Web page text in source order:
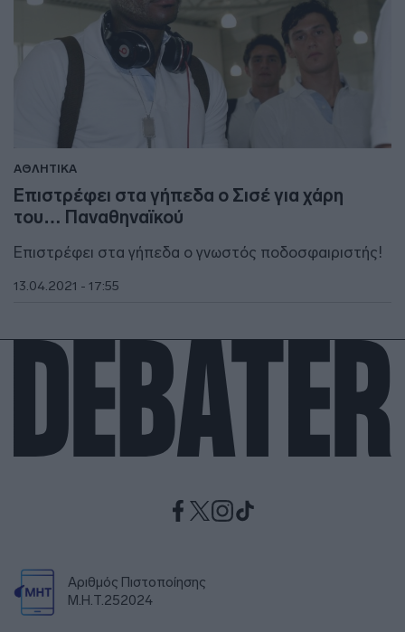
ΑΘΛΗΤΙΚΑ
Επιστρέφει στα γήπεδα ο Σισέ για χάρη
του… Παναθηναϊκού
Επιστρέφει στα γήπεδα ο γνωστός ποδοσφαιριστής!
13.04.2021 - 17:55
Αριθμός Πιστοποίησης
Μ.Η.Τ.252024